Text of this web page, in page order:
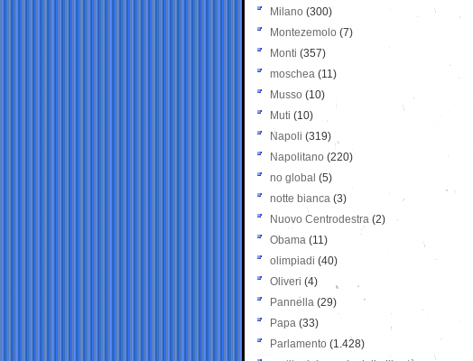
Milano (300)
Montezemolo (7)
Monti (357)
moschea (11)
Musso (10)
Muti (10)
Napoli (319)
Napolitano (220)
no global (5)
notte bianca (3)
Nuovo Centrodestra (2)
Obama (11)
olimpiadi (40)
Oliveri (4)
Pannella (29)
Papa (33)
Parlamento (1.428)